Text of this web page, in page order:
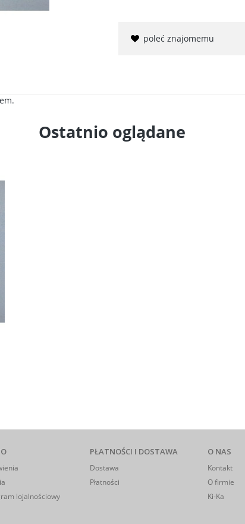
poleć znajomemu
Ostatnio oglądane
lojalnościowy
PŁATNOŚCI I DOSTAWA
Dostawa
Płatności
O NAS
Kontakt
O firmie
Ki-Ka